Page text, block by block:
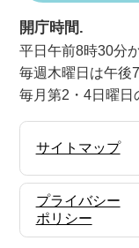
開庁時間.
平日午前8時30分
毎週木曜日は午後
毎月第2・4日曜日
サイトマップ
プライバシー
ポリシー